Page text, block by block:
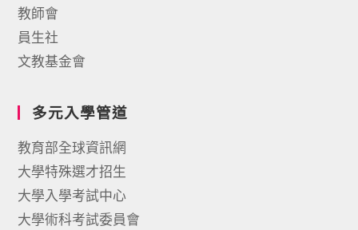
教師會
員生社
文教基金會
多元入學管道
教育部全球資訊網
大學特殊選才招生
大學入學考試中心
大學術科考試委員會